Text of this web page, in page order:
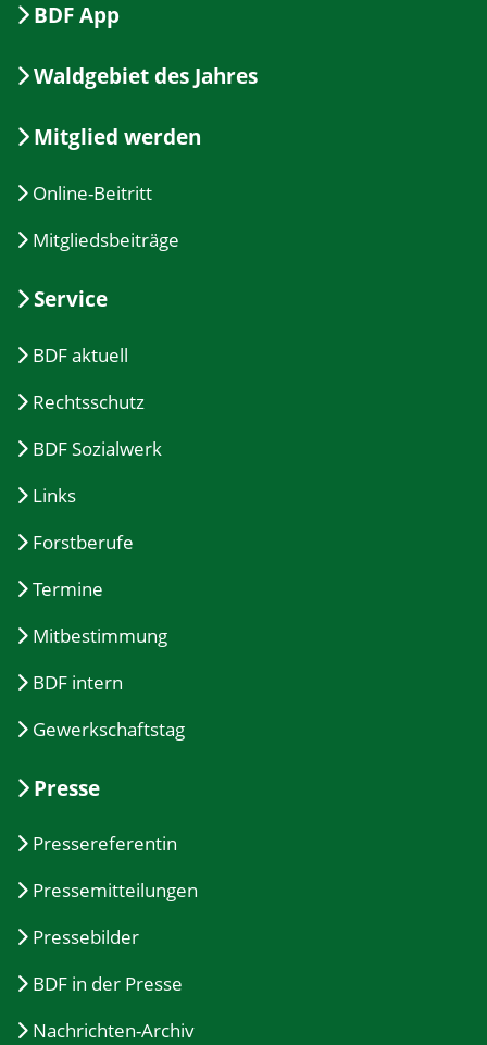
BDF App
Waldgebiet des Jahres
Mitglied werden
Online-Beitritt
Mitgliedsbeiträge
Service
BDF aktuell
Rechtsschutz
BDF Sozialwerk
Links
Forstberufe
Termine
Mitbestimmung
BDF intern
Gewerkschaftstag
Presse
Pressereferentin
Pressemitteilungen
Pressebilder
BDF in der Presse
Nachrichten-Archiv